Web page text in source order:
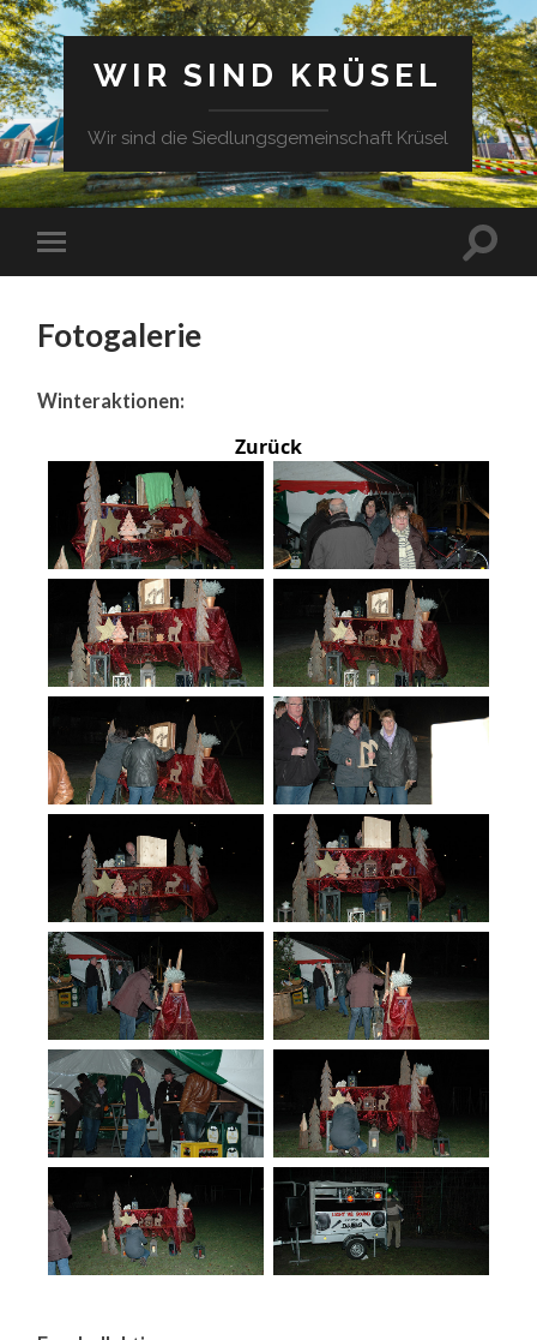
WIR SIND KRÜSEL
Wir sind die Siedlungsgemeinschaft Krüsel
Fotogalerie
Winteraktionen:
Zurück